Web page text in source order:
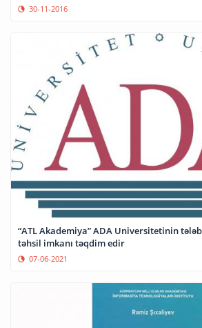
30-11-2016
“ATL Akademiya” ADA Universitetinin
təhsil imkanı təqdim edir
07-06-2021